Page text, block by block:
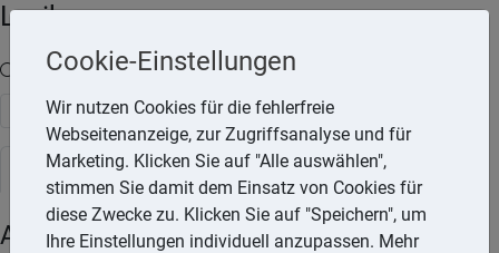
Lexika
Volltext-Suche in den Lexika
Suchen
Rechtslexikon
Adoption
Cookie-Einstellungen
Wir nutzen Cookies für die fehlerfreie
Webseitenanzeige, zur Zugriffsanalyse und für
Marketing. Klicken Sie auf "Alle auswählen",
stimmen Sie damit dem Einsatz von Cookies für
diese Zwecke zu. Klicken Sie auf "Speichern", um
Ihre Einstellungen individuell anzupassen. Mehr